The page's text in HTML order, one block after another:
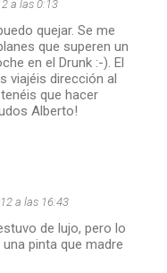
a las 0:13
quejar. Se me
que superen un
en el Drunk :-). El
viajéis dirección al
que hacer
Alberto!
a las 16:43
de lujo, pero lo
pinta que madre